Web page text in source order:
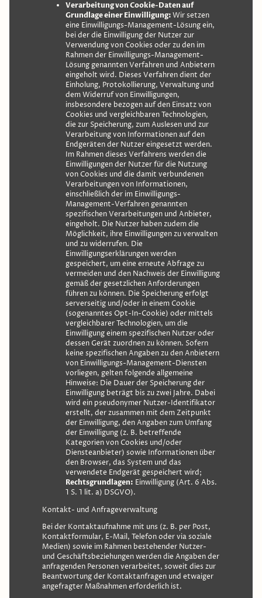
Verarbeitung von Cookie-Daten auf
Grundlage einer Einwilligung:Wir setzen
eine Einwilligungs-Management-Lösung ein,
bei der die Einwilligung der Nutzer zur
Verwendung von Cookies oder zu den im
Rahmen der Einwilligungs-Management-
Lösung genannten Verfahren und Anbietern
eingeholt wird. Dieses Verfahren dient der
Einholung, Protokollierung, Verwaltung und
dem Widerruf von Einwilligungen,
insbesondere bezogen auf den Einsatz von
Cookies und vergleichbaren Technologien,
die zur Speicherung, zum Auslesen und zur
Verarbeitung von Informationen auf den
Endgeräten der Nutzer eingesetzt werden.
Im Rahmen dieses Verfahrens werden die
Einwilligungen der Nutzer für die Nutzung
von Cookies und die damit verbundenen
Verarbeitungen von Informationen,
einschließlich der im Einwilligungs-
Management-Verfahren genannten
spezifischen Verarbeitungen und Anbieter,
eingeholt. Die Nutzer haben zudem die
Möglichkeit, ihre Einwilligungen zu verwalten
und zu widerrufen. Die
Einwilligungserklärungen werden
gespeichert, um eine erneute Abfrage zu
vermeiden und den Nachweis der Einwilligung
gemäß der gesetzlichen Anforderungen
führen zu können. Die Speicherung erfolgt
serverseitig und/oder in einem Cookie
(sogenanntes Opt-In-Cookie) oder mittels
vergleichbarer Technologien, um die
Einwilligung einem spezifischen Nutzer oder
dessen Gerät zuordnen zu können. Sofern
keine spezifischen Angaben zu den Anbietern
von Einwilligungs-Management-Diensten
vorliegen, gelten folgende allgemeine
Hinweise: Die Dauer der Speicherung der
Einwilligung beträgt bis zu zwei Jahre. Dabei
wird ein pseudonymer Nutzer-Identifikator
erstellt, der zusammen mit dem Zeitpunkt
der Einwilligung, den Angaben zum Umfang
der Einwilligung (z. B. betreffende
Kategorien von Cookies und/oder
Diensteanbieter) sowie Informationen über
den Browser, das System und das
verwendete Endgerät gespeichert wird;
Rechtsgrundlagen: Einwilligung (Art. 6 Abs.
1 S. 1 lit. a) DSGVO).
Kontakt- und Anfrageverwaltung
Bei der Kontaktaufnahme mit uns (z. B. per Post,
Kontaktformular, E-Mail, Telefon oder via soziale
Medien) sowie im Rahmen bestehender Nutzer-
und Geschäftsbeziehungen werden die Angaben der
anfragenden Personen verarbeitet, soweit dies zur
Beantwortung der Kontaktanfragen und etwaiger
angefragter Maßnahmen erforderlich ist.